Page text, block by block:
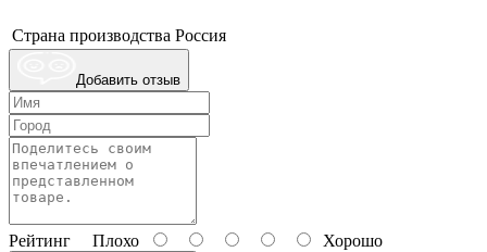
Страна производства Россия
Добавить отзыв
Рейтинг Плохо Хорошо